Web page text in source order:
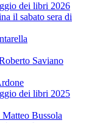
dei libri 2026
il sabato sera di
Saviano
dei libri 2025
Bussola